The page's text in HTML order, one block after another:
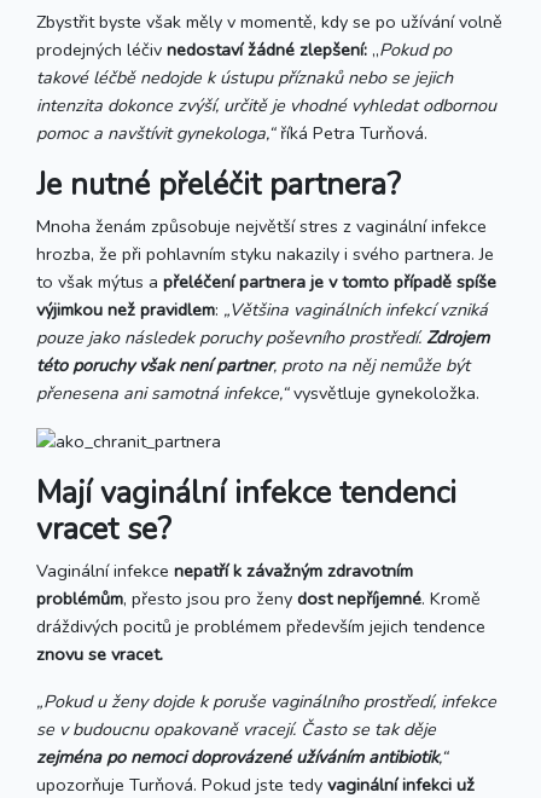
Zbystřit byste však měly v momentě, kdy se po užívání volně
prodejných léčiv nedostaví žádné zlepšení: „Pokud po
takové léčbě nedojde k ústupu příznaků nebo se jejich
intenzita dokonce zvýší, určitě je vhodné vyhledat odbornou
pomoc a navštívit gynekologa,“říká Petra Turňová.
Je nutné přeléčit partnera?
Mnoha ženám způsobuje největší stres z vaginální infekce
hrozba, že při pohlavním styku nakazily i svého partnera. Je
to však mýtus a přeléčení partnera je v tomto případě spíše
výjimkou než pravidlem: „Většina vaginálních infekcí vzniká
pouze jako následek poruchy poševního prostředí.Zdrojem
této poruchy však není partner, proto na něj nemůže být
přenesena ani samotná infekce,“vysvětluje gynekoložka.
Mají vaginální infekce tendenci
vracet se?
Vaginální infekce nepatří k závažným zdravotním
problémům, přesto jsou pro ženy dost nepříjemné. Kromě
dráždivých pocitů je problémem především jejich tendence
znovu se vracet.
„Pokud u ženy dojde k poruše vaginálního prostředí, infekce
se v budoucnu opakovaně vracejí. Často se tak děje
zejména po nemoci doprovázené užíváním antibiotik,“
upozorňuje Turňová. Pokud jste tedy vaginální infekci už